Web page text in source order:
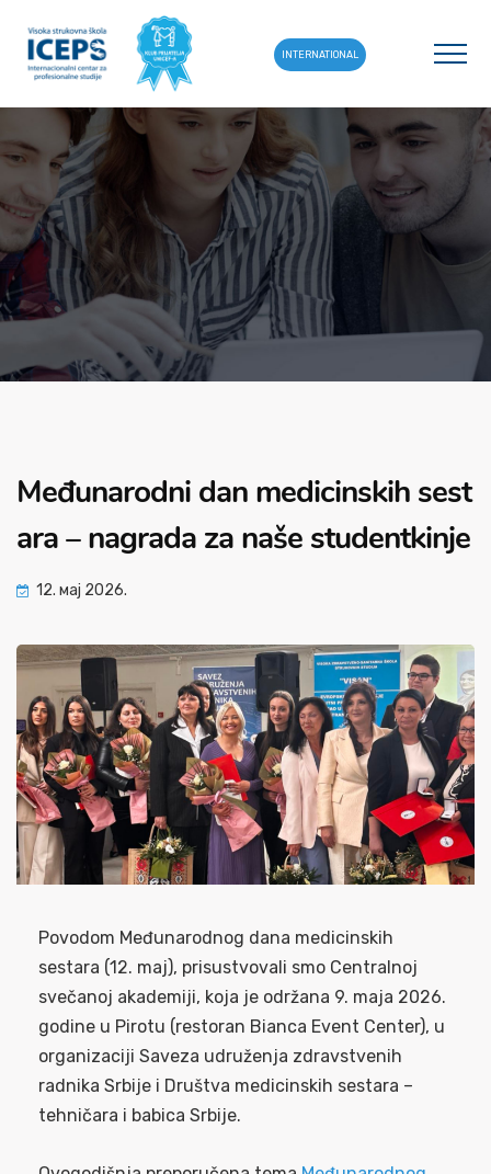
INTERNATIONAL
Međunarodni dan medicinskih sest
ara – nagrada za naše studentkinje
12. мај 2026.
Povodom Međunarodnog dana medicinskih
sestara (12. maj), prisustvovali smo Centralnoj
svečanoj akademiji, koja je održana 9. maja 2026.
godine u Pirotu (restoran Bianca Event Center), u
organizaciji Saveza udruženja zdravstvenih
radnika Srbije i Društva medicinskih sestara –
tehničara i babica Srbije.